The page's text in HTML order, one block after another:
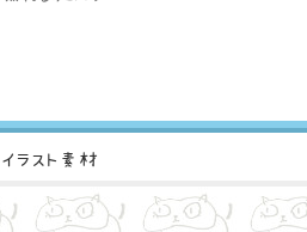
イラスト素材